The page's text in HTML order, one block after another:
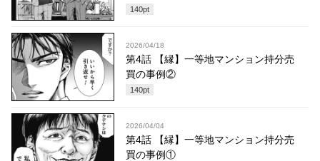
140pt
2026/04/18
第4話 【縁】一等地マンション持分売
買の事例②
140pt
2026/04/04
第4話 【縁】一等地マンション持分売
買の事例①